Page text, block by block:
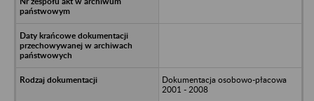
Dokumentacja osobowo-płacowa
2001 - 2008